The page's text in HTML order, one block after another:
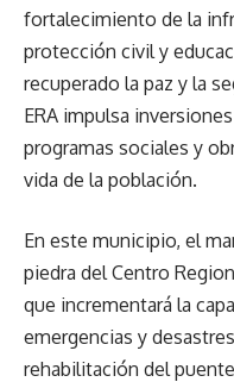
fortalecimiento de la
protección civil y
recuperado la paz y la
ERA impulsa
programas sociales y
vida de la población.
En este municipio, el
piedra del Centro
que incrementará la
emergencias y
rehabilitación del